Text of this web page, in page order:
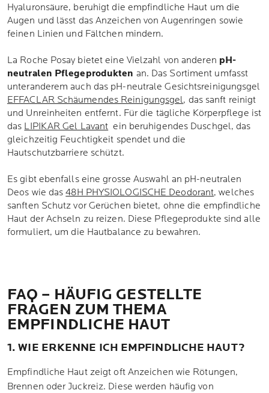
Hyaluronsäure, beruhigt die empfindliche Haut um die
Augen und lässt das Anzeichen von Augenringen sowie
feinen Linien und Fältchen mindern.
La Roche Posay bietet eine Vielzahl von anderen pH-
neutralen Pflegeprodukten an. Das Sortiment umfasst
unteranderem auch das pH-neutrale Gesichtsreinigungsgel
EFFACLAR Schäumendes Reinigungsgel, das sanft reinigt
und Unreinheiten entfernt. Für die tägliche Körperpflege ist
das LIPIKAR Gel Lavant ein beruhigendes Duschgel, das
gleichzeitig Feuchtigkeit spendet und die
Hautschutzbarriere schützt.
Es gibt ebenfalls eine grosse Auswahl an pH-neutralen
Deos wie das48H PHYSIOLOGISCHE Deodorant, welches
sanften Schutz vor Gerüchen bietet, ohne die empfindliche
Haut der Achseln zu reizen. Diese Pflegeprodukte sind alle
formuliert, um die Hautbalance zu bewahren.
FAQ – HÄUFIG GESTELLTE
FRAGEN ZUM THEMA
EMPFINDLICHE HAUT
1. WIE ERKENNE ICH EMPFINDLICHE HAUT?
Empfindliche Haut zeigt oft Anzeichen wie Rötungen,
Brennen oder Juckreiz. Diese werden häufig von